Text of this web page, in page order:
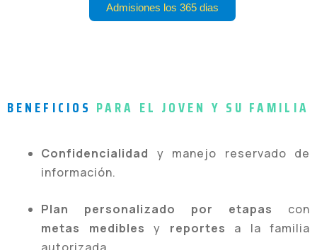
Admisiones los 365 dias
BENEFICIOS PARA EL JOVEN Y SU FAMILIA
Confidencialidad y manejo reservado de
información.
Plan personalizado por etapas con
metas medibles y reportes a la familia